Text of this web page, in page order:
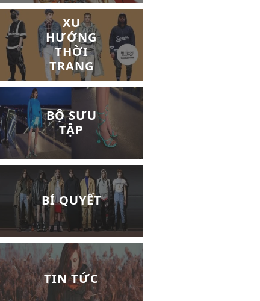
XU
HƯỚNG
THỜI
TRANG
BỘ SƯU
TẬP
BÍ QUYẾT
TIN TỨC